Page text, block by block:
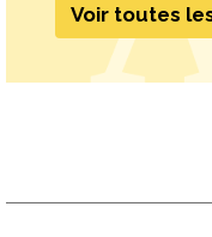
Voir toutes